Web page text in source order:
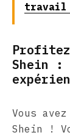
travail
Shein :
Vous
Shein !